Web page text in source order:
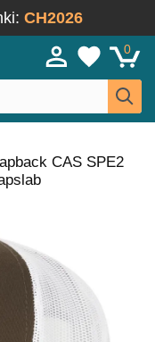
CH2026
0
CAS SPE2